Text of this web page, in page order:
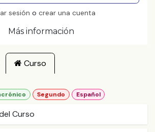
sesión o crear una cuenta
Más información
Curso
Segundo Español
Curso